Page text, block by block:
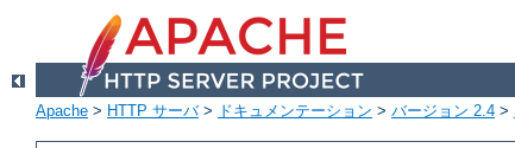
Apache > HTTP サーバ> ドキュメンテーション > バージョン 2.4 >